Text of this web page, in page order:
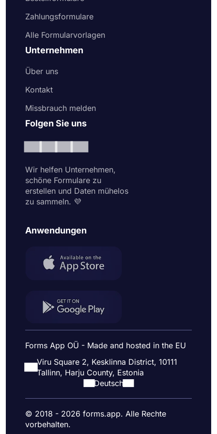
Wählen Sie noch heute eines unserer kostenlosen
Formularmuster, um professionelle Online-
Formulare zu erstellen.
Zahlungsformulare
Alle Formularvorlagen
Unternehmen
Über uns
Kontakt
Missbrauch melden
Folgen Sie uns
Wir helfen Unternehmen,
schöne Formulare zu
erstellen und Daten mühelos
zu sammeln. 💜
Anwendungen
Forms App OÜ - Made and hosted in the EU
Viru Square 2, Kesklinna District, 10111
Tallinn, Harju County, Estonia
Deutsch
© 2018 - 2026 forms.app. Alle Rechte
vorbehalten.